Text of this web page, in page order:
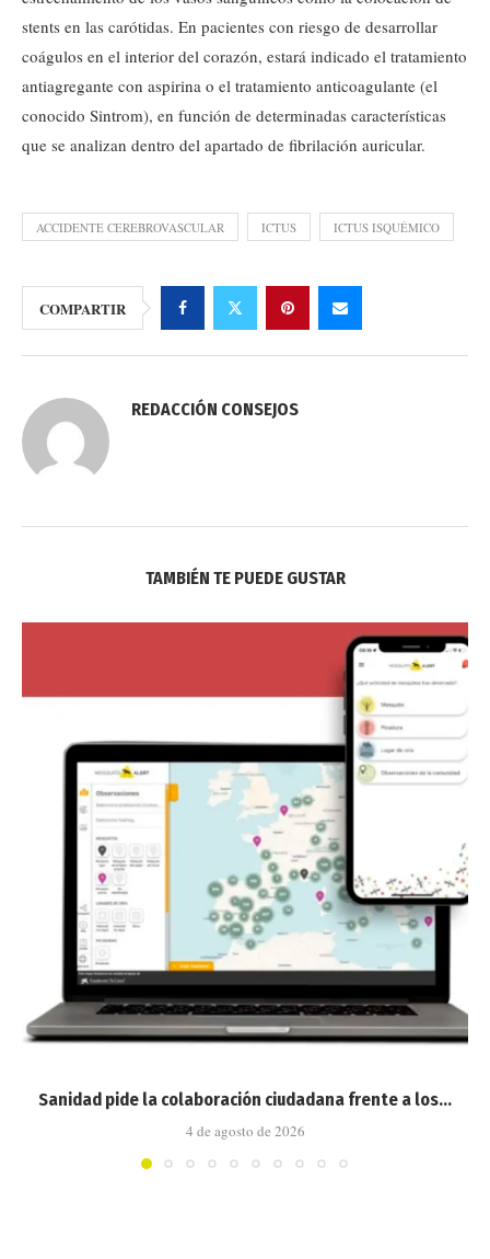
stents en las carótidas. En pacientes con riesgo de desarrollar
coágulos en el interior del corazón, estará indicado el tratamiento
antiagregante con aspirina o el tratamiento anticoagulante (el
conocido Sintrom), en función de determinadas características
que se analizan dentro del apartado de fibrilación auricular.
ACCIDENTE CEREBROVASCULAR ICTUS ICTUS ISQUÉMICO
COMPARTIR
REDACCIÓN CONSEJOS
TAMBIÉN TE PUEDE GUSTAR
Sanidad pide la colaboración ciudadana frente a los...
4 de agosto de 2026